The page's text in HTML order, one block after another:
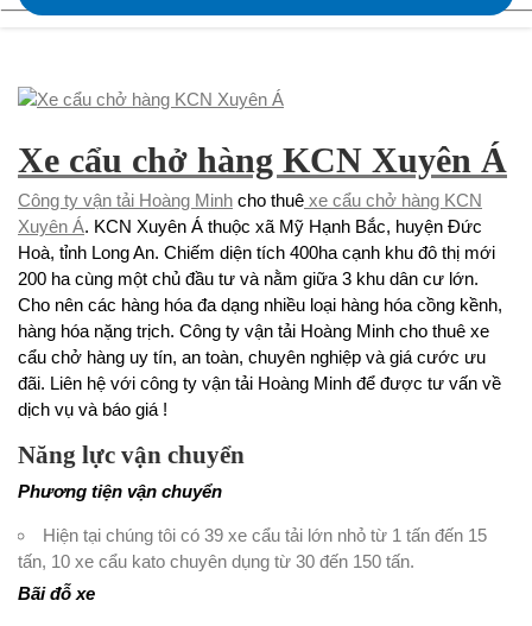
Xe cẩu chở hàng KCN Xuyên Á
Công ty vận tải Hoàng Minh cho thuê xe cẩu chở hàng KCN
Xuyên Á. KCN Xuyên Á thuộc xã Mỹ Hạnh Bắc, huyện Đức
Hoà, tỉnh Long An. Chiếm diện tích 400ha cạnh khu đô thị mới
200 ha cùng một chủ đầu tư và nằm giữa 3 khu dân cư lớn.
Cho nên các hàng hóa đa dạng nhiều loại hàng hóa cồng kềnh,
hàng hóa nặng trịch. Công ty vận tải Hoàng Minh cho thuê xe
cẩu chở hàng uy tín, an toàn, chuyên nghiệp và giá cước ưu
đãi. Liên hệ với công ty vận tải Hoàng Minh để được tư vấn về
dịch vụ và báo giá !
Năng lực vận chuyển
Phương tiện vận chuyển
Hiện tại chúng tôi có 39 xe cẩu tải lớn nhỏ từ 1 tấn đến 15
tấn, 10 xe cẩu kato chuyên dụng từ 30 đến 150 tấn.
Bãi đỗ xe